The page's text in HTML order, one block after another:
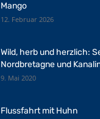
Mango
12. Februar 2026
Wild, herb und herzlich:
Nordbretagne und
9. Mai 2020
Flussfahrt mit Huhn